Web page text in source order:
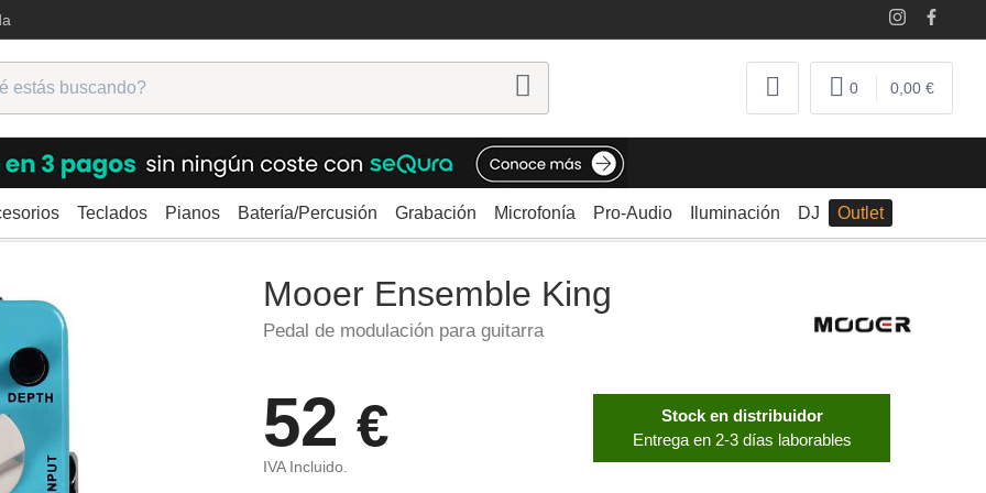
0 0,00 €
Teclados Pianos Batería/Percusión Grabación Microfonía Pro-Audio Iluminación DJ Outlet
Modulación Mooer Ensemble King
Mooer Ensemble King
Pedal de modulación para guitarra
52 €
IVA Incluido.
Stock en distribuidor
Entrega en 2-3 días laborables